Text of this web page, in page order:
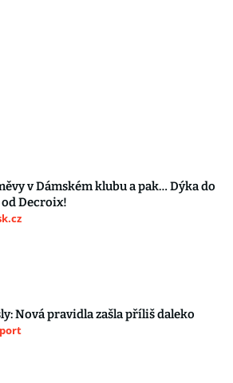
v Dámském klubu a pak… Dýka do
od Decroix!
Nová pravidla zašla příliš daleko